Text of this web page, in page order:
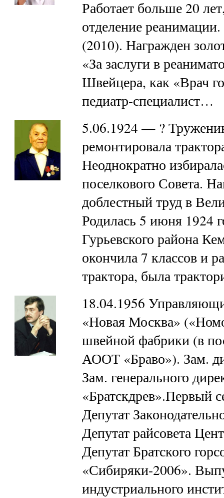
Работает больше 20
отделение
(2010). Награжден
«За заслуги в
Швейцера, как «Врач
педиатр-специалист…
5.06.1924 — ?
ремонтировала
Неоднократно
поселкового Совета.
доблестный труд в
Родилась 5 июня 1924
Гурьевского района
окончила 7 классов и
трактора, была
18.04.1956
«Новая Москва»
швейной фабрики (в
АООТ «Браво»). Зам.
Зам. генерального
«Братскдрев».Первый
Депутат
Депутат райсовета
Депутат Братского
«Сибиряки-2006».
индустриального